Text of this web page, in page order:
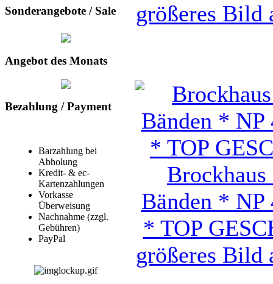
Sonderangebote / Sale
Angebot des Monats
Bezahlung / Payment
Barzahlung bei
Abholung
Kredit- & ec-
Kartenzahlungen
Vorkasse
Überweisung
Nachnahme (zzgl.
Gebühren)
PayPal
größeres Bild
Bänden * NP
* TOP
größeres Bild